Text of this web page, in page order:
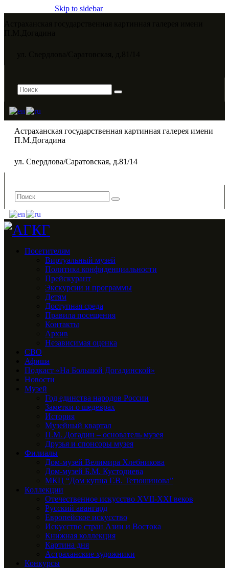
Skip to sidebar
Астраханская государственная картинная галерея имени
П.М.Догадина​
ул. Свердлова/Саратовская, д.81/14
Посетителям
Виртуальный музей
Политика конфиденциальности
Прейскурант
Экскурсии и программы
Детям
Доступная среда
Правила посещения
Контакты
Архив
Независимая оценка
СВО
Афиша
Подкаст «На Большой Догадинской»
Новости
Музей
Год единства народов России
Заметки о шедеврах
История
Музейный квартал
П.М. Догадин – основатель музея
Друзья и спонсоры музея
Филиалы
Дом-музей Велимира Хлебникова
Дом-музей Б.М. Кустодиева
МКЦ “Дом купца Г.В. Тетюшинова”
Коллекции
Отечественное искусство XVII-XXI веков
Русский авангард
Европейское искусство
Искусство стран Азии и Востока
Книжная коллекция
Картина дня
Астраханские художники
Конкурсы